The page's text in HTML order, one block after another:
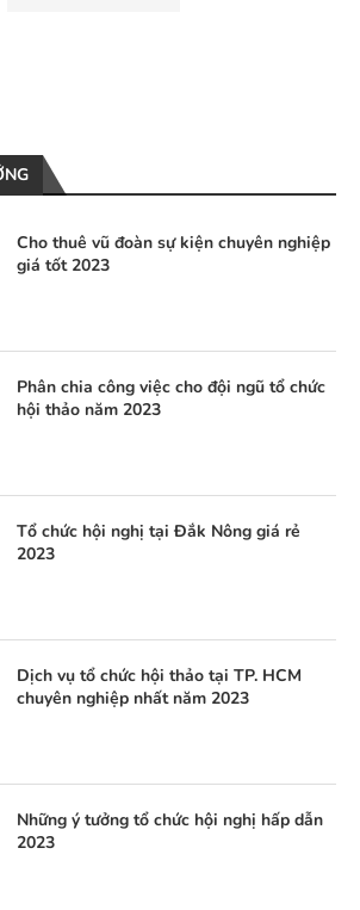
Cho thuê vũ đoàn sự kiện chuyên nghiệp
giá tốt 2023
Phân chia công việc cho đội ngũ tổ chức
hội thảo năm 2023
Tổ chức hội nghị tại Đắk Nông giá rẻ
2023
Dịch vụ tổ chức hội thảo tại TP. HCM
chuyên nghiệp nhất năm 2023
Những ý tưởng tổ chức hội nghị hấp dẫn
2023